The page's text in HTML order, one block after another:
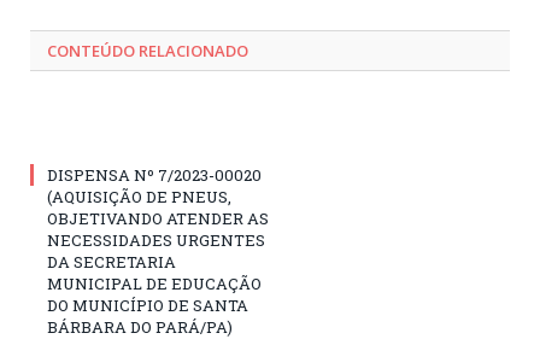
CONTEÚDO RELACIONADO
DISPENSA Nº 7/2023-00020
(AQUISIÇÃO DE PNEUS,
OBJETIVANDO ATENDER AS
NECESSIDADES URGENTES
DA SECRETARIA
MUNICIPAL DE EDUCAÇÃO
DO MUNICÍPIO DE SANTA
BÁRBARA DO PARÁ/PA)